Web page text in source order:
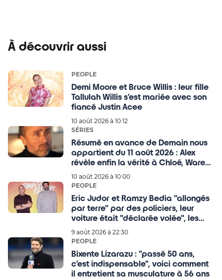
À découvrir aussi
PEOPLE
Demi Moore et Bruce Willis : leur fille
Tallulah Willis s’est mariée avec son
fiancé Justin Acee
10 août 2026 à 10:12
SÉRIES
Résumé en avance de Demain nous
appartient du 11 août 2026 : Alex
révèle enfin la vérité à Chloé, Waren
démasqué
10 août 2026 à 10:00
PEOPLE
Eric Judor et Ramzy Bedia "allongés
par terre" par des policiers, leur
voiture était "déclarée volée", les
détails de leur arrestation musclée
9 août 2026 à 22:30
PEOPLE
Bixente Lizarazu : "passé 50 ans,
c’est indispensable", voici comment
il entretient sa musculature à 56 ans